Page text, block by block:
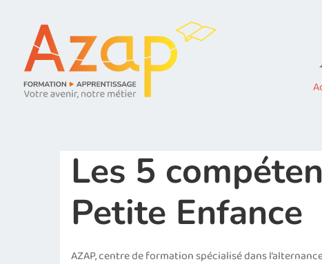
Les 5
Petite Enfance
AZAP, centre de formation spécialisé dans